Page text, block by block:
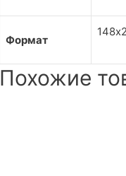
Формат
Похожие